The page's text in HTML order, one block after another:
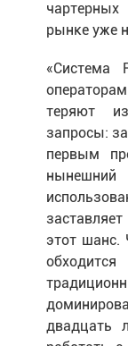
рынке уже
«Система
теряют
запросы:
первым
нынешний
этот шанс.
двадцать